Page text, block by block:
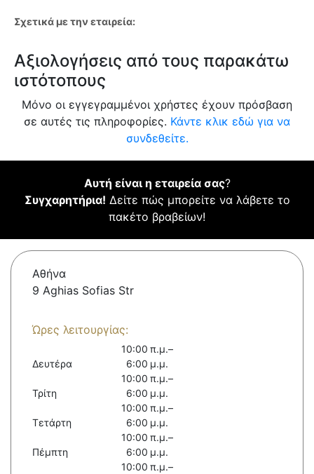
Σχετικά με την εταιρεία:
Αξιολογήσεις από τους παρακάτω
ιστότοπους
Μόνο οι εγγεγραμμένοι χρήστες έχουν πρόσβαση
σε αυτές τις πληροφορίες. Κάντε κλικ εδώ για να
συνδεθείτε.
Αυτή είναι η εταιρεία σας?
Συγχαρητήρια! Δείτε πώς μπορείτε να λάβετε το
πακέτο βραβείων!
Αθήνα
9 Aghias Sofias Str
Ώρες λειτουργίας:
Δευτέρα
10:00 π.μ.–
6:00 μ.μ.
Τρίτη
10:00 π.μ.–
6:00 μ.μ.
Τετάρτη
10:00 π.μ.–
6:00 μ.μ.
Πέμπτη
10:00 π.μ.–
6:00 μ.μ.
10:00 π.μ.–